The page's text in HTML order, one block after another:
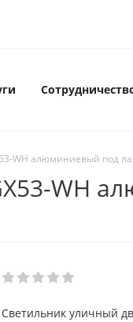
WH алюминиевый под
WH
Светильник уличный